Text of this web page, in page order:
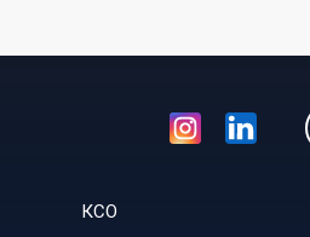
КСО